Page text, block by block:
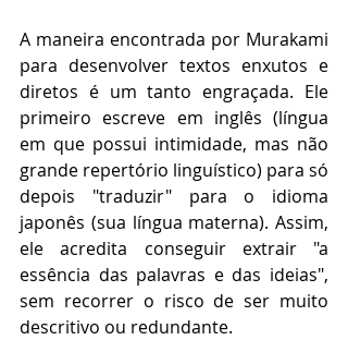
A maneira encontrada por Murakami
para desenvolver textos enxutos e
diretos é um tanto engraçada. Ele
primeiro escreve em inglês (língua
em que possui intimidade, mas não
grande repertório linguístico) para só
depois "traduzir" para o idioma
japonês (sua língua materna). Assim,
ele acredita conseguir extrair "a
essência das palavras e das ideias",
sem recorrer o risco de ser muito
descritivo ou redundante.